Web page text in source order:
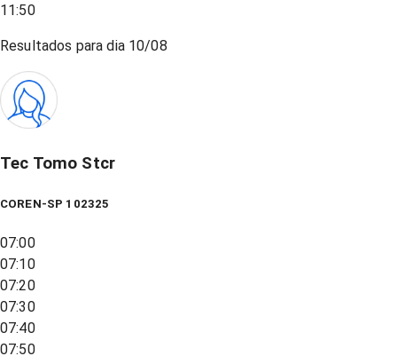
11:50
Resultados para dia 10/08
Tec Tomo Stcr
COREN-SP 102325
07:00
07:10
07:20
07:30
07:40
07:50